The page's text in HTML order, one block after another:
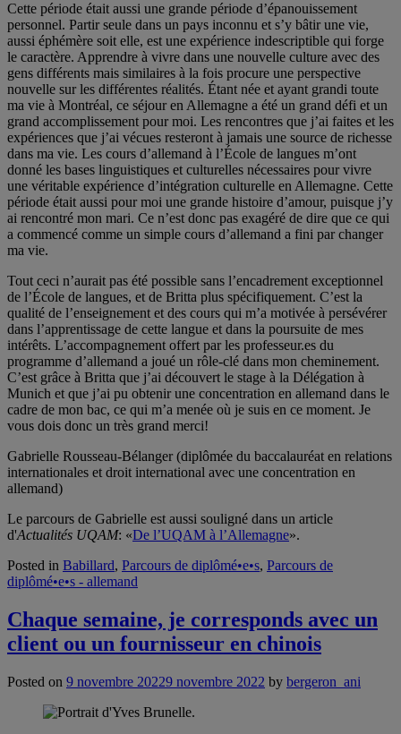
Cette période était aussi une grande période d’épanouissement
personnel. Partir seule dans un pays inconnu et s’y bâtir une vie,
aussi éphémère soit elle, est une expérience indescriptible qui forge
le caractère. Apprendre à vivre dans une nouvelle culture avec des
gens différents mais similaires à la fois procure une perspective
nouvelle sur les différentes réalités. Étant née et ayant grandi toute
ma vie à Montréal, ce séjour en Allemagne a été un grand défi et un
grand accomplissement pour moi. Les rencontres que j’ai faites et les
expériences que j’ai vécues resteront à jamais une source de richesse
dans ma vie. Les cours d’allemand à l’École de langues m’ont
donné les bases linguistiques et culturelles nécessaires pour vivre
une véritable expérience d’intégration culturelle en Allemagne. Cette
période était aussi pour moi une grande histoire d’amour, puisque j’y
ai rencontré mon mari. Ce n’est donc pas exagéré de dire que ce qui
a commencé comme un simple cours d’allemand a fini par changer
ma vie.
Tout ceci n’aurait pas été possible sans l’encadrement exceptionnel
de l’École de langues, et de Britta plus spécifiquement. C’est la
qualité de l’enseignement et des cours qui m’a motivée à persévérer
dans l’apprentissage de cette langue et dans la poursuite de mes
intérêts. L’accompagnement offert par les professeur.es du
programme d’allemand a joué un rôle-clé dans mon cheminement.
C’est grâce à Britta que j’ai découvert le stage à la Délégation à
Munich et que j’ai pu obtenir une concentration en allemand dans le
cadre de mon bac, ce qui m’a menée où je suis en ce moment. Je
vous dois donc un très grand merci!
Gabrielle Rousseau-Bélanger (diplômée du baccalauréat en relations
internationales et droit international avec une concentration en
allemand)
Le parcours de Gabrielle est aussi souligné dans un article
d'Actualités UQAM: «De l’UQAM à l’Allemagne».
Posted in Babillard, Parcours de diplômé•e•s, Parcours de
diplômé•e•s - allemand
Chaque semaine, je corresponds avec un
client ou un fournisseur en chinois
Posted on 9 novembre 20229 novembre 2022 by bergeron_ani